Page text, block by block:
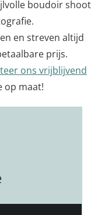
boudoir shoot
en streven altijd
prijs.
ons vrijblijvend
op maat!